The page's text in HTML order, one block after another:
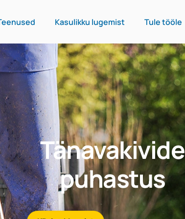
Kasulikku lugemist Tule tööle
Tänavakivide
puhastus